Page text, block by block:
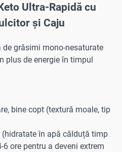
Ultra-Rapidă cu
și Caju
grăsimi mono-nesaturate
plus de energie în timpul
bine copt (textură moale, tip
(hidratate în apă călduță timp
ore pentru a deveni extrem